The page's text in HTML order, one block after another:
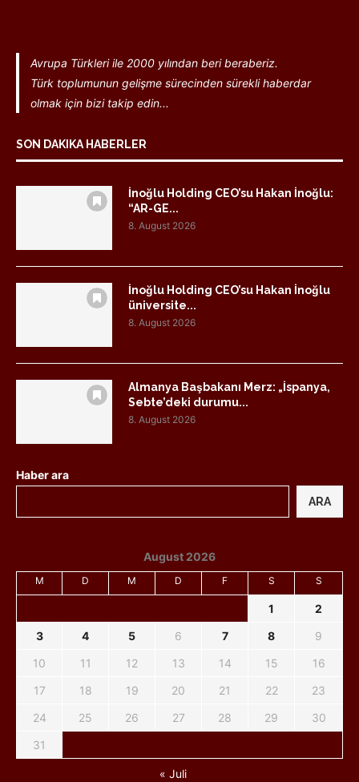
Avrupa Türkleri ile 2000 yılından beri beraberiz.
Türk toplumunun gelişme sürecinden sürekli haberdar
olmak için bizi takip edin...
SON DAKIKA HABERLER
İnoğlu Holding CEO’su Hakan İnoğlu:
“AR-GE...
8. August 2026
İnoğlu Holding CEO’su Hakan İnoğlu
üniversite...
8. August 2026
Almanya Başbakanı Merz: „İspanya,
Sebte’deki durumu...
8. August 2026
Haber ara
ARA
August 2026
M D M D F S S
1
2
3
4 5 6 7 8
9
10
11 12 13 14 15
16
17
18 19 20 21 22
23
24
25 26 27 28 29
30
31
« Juli